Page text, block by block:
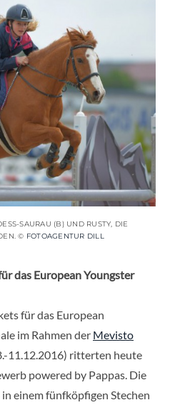
SAURAU (B) UND RUSTY, DIE
© FOTOAGENTUR DILL
das European Youngster
für das European
im Rahmen der Mevisto
11.12.2016) ritterten heute
powered by Pappas. Die
einem fünfköpfigen Stechen